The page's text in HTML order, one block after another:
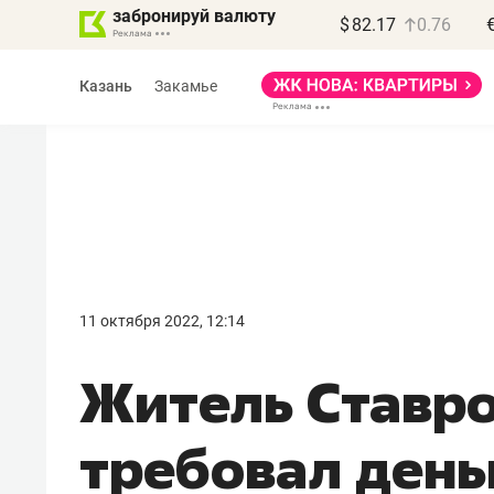
забронируй валюту $ 82.17 0.76
Казань Закамье
11 октября 2022, 12:14
Житель
требовал